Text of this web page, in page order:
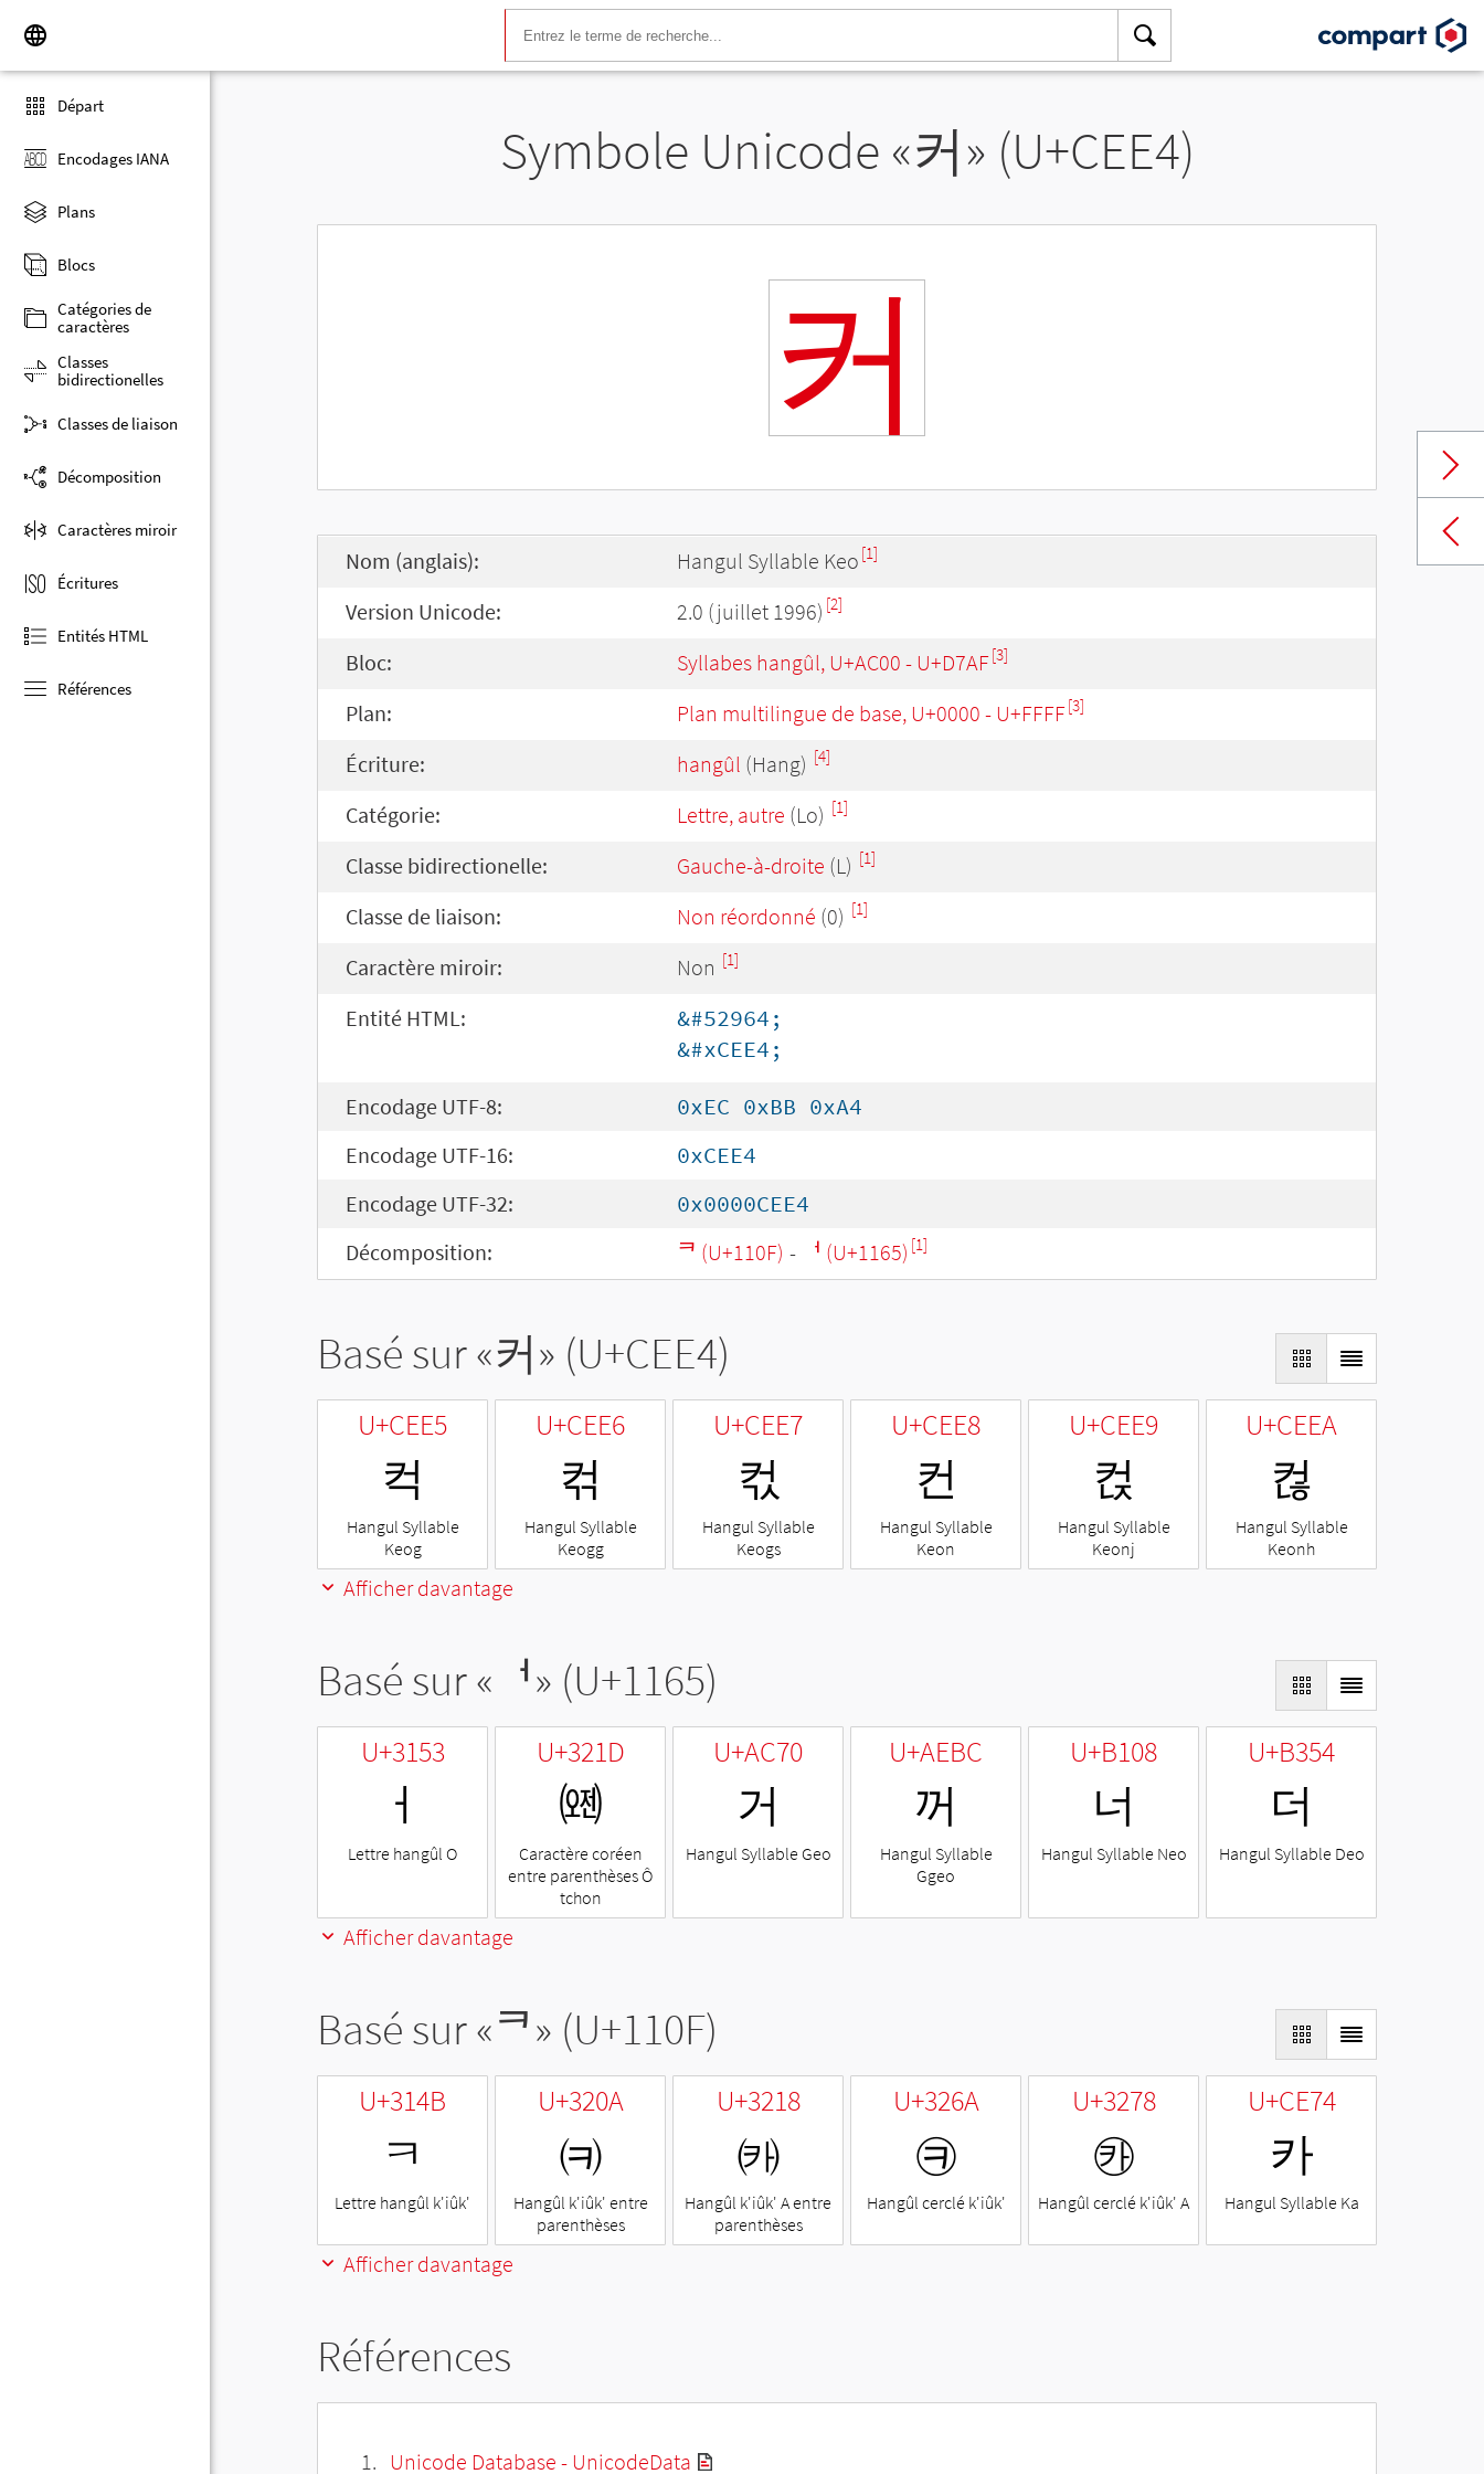
Départ
Encodages IANA
Plans
Blocs
Catégories de
caractères
Classes
bidirectionelles
Classes de liaison
Décomposition
Caractères miroir
Écritures
Entités HTML
Références
Symbole Unicode «커» (U+CEE4)
커
Nom (anglais): Hangul Syllable Keo [1]
Version Unicode: 2.0 (juillet 1996) [2]
Bloc: Syllabes hangûl, U+AC00 - U+D7AF[3]
Plan: Plan multilingue de base, U+0000 - U+FFFF[3]
Écriture: hangûl (Hang) [4]
Catégorie: Lettre, autre (Lo) [1]
Classe bidirectionelle: Gauche-à-droite (L) [1]
Classe de liaison: Non réordonné (0) [1]
Caractère miroir: Non [1]
Entité HTML:
&#52964;
&#xCEE4;
Encodage UTF-8:
0xEC 0xBB 0xA4
Encodage UTF-16:
0xCEE4
Encodage UTF-32:
0x0000CEE4
Décomposition:
ᄏ (U+110F) - ᅥ (U+1165) [1]
Basé sur «커» (U+CEE4)
U+CEE5
컥
Hangul Syllable
Keog
U+CEE6
컦
Hangul Syllable
Keogg
U+CEE7
컧
Hangul Syllable
Keogs
U+CEE8
컨
Hangul Syllable
Keon
U+CEE9
컩
Hangul Syllable
Keonj
U+CEEA
컪
Hangul Syllable
Keonh
Afficher davantage
Basé sur « ᅥ» (U+1165)
U+3153
ㅓ
Lettre hangûl O
U+321D
㈝
Caractère coréen
entre parenthèses Ô
tchon
U+AC70
거
Hangul Syllable Geo
U+AEBC
꺼
Hangul Syllable
Ggeo
U+B108
너
Hangul Syllable Neo
U+B354
더
Hangul Syllable Deo
Afficher davantage
Basé sur «ᄏ» (U+110F)
U+314B
ㅋ
Lettre hangûl k'iûk'
U+320A
㈊
Hangûl k'iûk' entre
parenthèses
U+3218
㈘
Hangûl k'iûk' A entre
parenthèses
U+326A
㉪
Hangûl cerclé k'iûk'
U+3278
㉸
Hangûl cerclé k'iûk' A
U+CE74
카
Hangul Syllable Ka
Afficher davantage
Références
Unicode Database - UnicodeData